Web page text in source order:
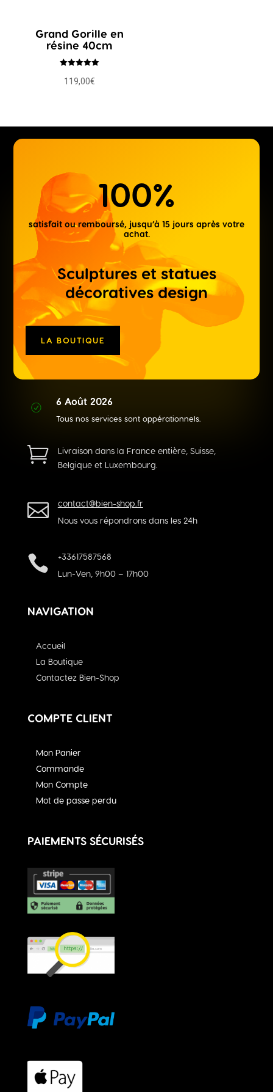
Grand Gorille en
résine 40cm
5.00
out of 5
119,00€
100%
satisfait ou remboursé, jusqu’à 15 jours après votre
achat.
Sculptures et statues
décoratives design
LA BOUTIQUE
R
6 Août 2026
Tous nos services sont oppérationnels.

Livraison dans la France entière, Suisse,
Belgique et Luxembourg.

contact@bien-shop.fr
Nous vous répondrons dans les 24h

+33617587568
Lun-Ven, 9h00 – 17h00
NAVIGATION
Accueil
La Boutique
Contactez Bien-Shop
COMPTE CLIENT
Mon Panier
Commande
Mon Compte
Mot de passe perdu
PAIEMENTS SÉCURISÉS